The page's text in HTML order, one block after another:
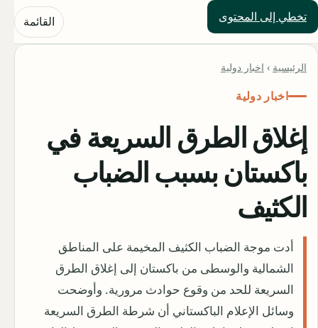
تخطي إلى المحتوى
حلول العالم القائمة
الرئيسية › اخبار دولية
اخبار دولية
إغلاق الطرق السريعة في
باكستان بسبب الضباب
الكثيف
أدت موجة الضباب الكثيف المخيمة على المناطق
الشمالية والوسطى من باكستان إلى إغلاق الطرق
السريعة للحد من وقوع حوادث مرورية. وأوضحت
وسائل الإعلام الباكستاني أن شرطة الطرق السريعة